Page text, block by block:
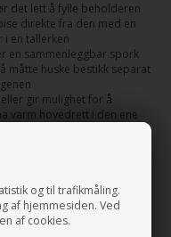
og til trafikmåling.
af hjemmesiden. Ved
af cookies.
det lett å fylle beholderen
direkte fra den med en
i en tallerken
en sammenleggbar spork
måtte huske bestikk separat
gir mulighet for å
varm hovedrett i den ene
i lengre tid
konsistens og nytelse.
trøstende effekt på en
i varmen, kan bli
dette problemet ved å